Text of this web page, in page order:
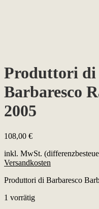
Produttori di
Barbaresco
2005
108,00 €
inkl. MwSt.
Versandkosten
Produttori di Barbaresco
1 vorrätig